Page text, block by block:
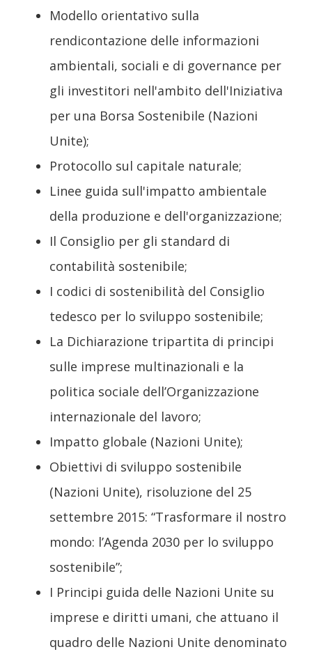
Modello orientativo sulla
rendicontazione delle informazioni
ambientali, sociali e di governance per
gli investitori nell'ambito dell'Iniziativa
per una Borsa Sostenibile (Nazioni
Unite);
Protocollo sul capitale naturale;
Linee guida sull'impatto ambientale
della produzione e dell'organizzazione;
Il Consiglio per gli standard di
contabilità sostenibile;
I codici di sostenibilità del Consiglio
tedesco per lo sviluppo sostenibile;
La Dichiarazione tripartita di principi
sulle imprese multinazionali e la
politica sociale dell’Organizzazione
internazionale del lavoro;
Impatto globale (Nazioni Unite);
Obiettivi di sviluppo sostenibile
(Nazioni Unite), risoluzione del 25
settembre 2015: “Trasformare il nostro
mondo: l’Agenda 2030 per lo sviluppo
sostenibile”;
I Principi guida delle Nazioni Unite su
imprese e diritti umani, che attuano il
quadro delle Nazioni Unite denominato